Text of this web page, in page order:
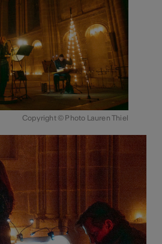
Copyright © Photo Lauren Thiel